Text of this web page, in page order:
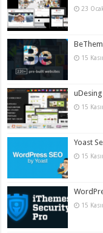
23
15
15
Yoast
15
15